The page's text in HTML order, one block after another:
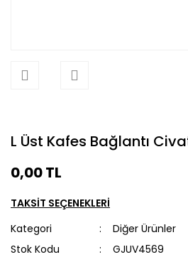
L Üst Kafes Bağlantı
0,00 TL
TAKSİT SEÇENEKLERİ
Kategori
Diğer Ürünler
Stok Kodu
GJUV4569